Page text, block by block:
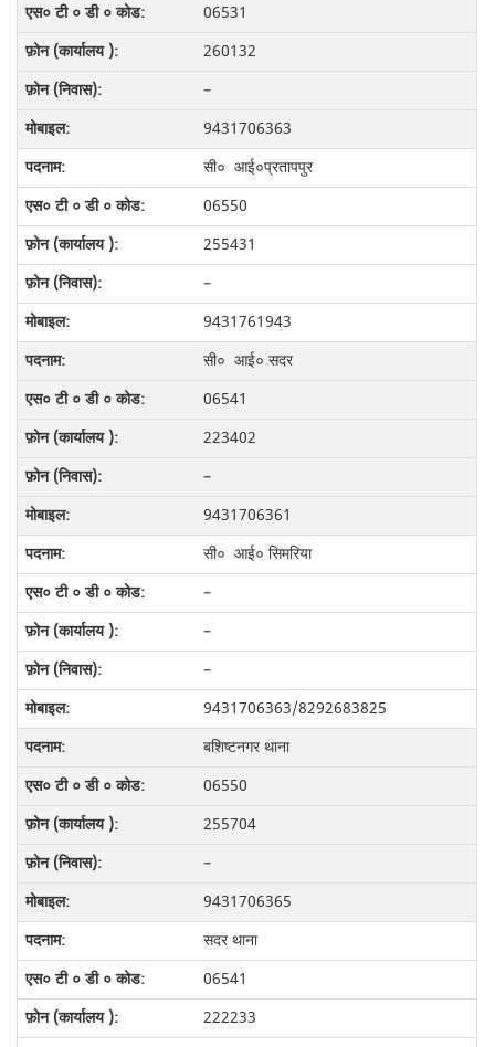
06531
260132
–
9431706363
सी० आई०प्रतापपुर
06550
255431
–
9431761943
सी० आई० सदर
06541
223402
–
9431706361
सी० आई० सिमरिया
–
–
–
9431706363/8292683825
बशिष्टनगर थाना
06550
255704
–
9431706365
सदर थाना
06541
222233